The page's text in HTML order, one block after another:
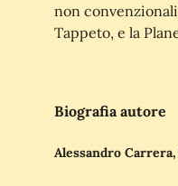
non
Tappeto, e la
Biografia autore
Alessandro Carrera,